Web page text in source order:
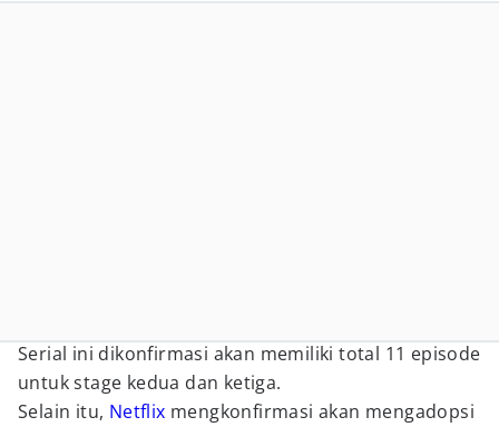
Serial ini dikonfirmasi akan memiliki total 11 episode
untuk stage kedua dan ketiga.
Selain itu, Netflix mengkonfirmasi akan mengadopsi